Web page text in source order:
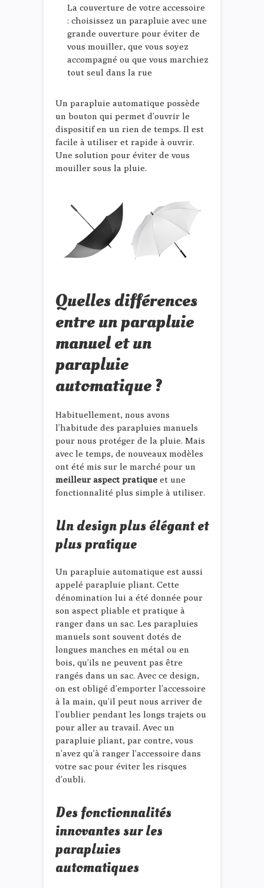
La couverture de votre accessoire
: choisissez un parapluie avec une
grande ouverture pour éviter de
vous mouiller, que vous soyez
accompagné ou que vous marchiez
tout seul dans la rue
Un parapluie automatique possède
un bouton qui permet d’ouvrir le
dispositif en un rien de temps. Il est
facile à utiliser et rapide à ouvrir.
Une solution pour éviter de vous
mouiller sous la pluie.
Quelles différences
entre un parapluie
manuel et un
parapluie
automatique ?
Habituellement, nous avons
l’habitude des parapluies manuels
pour nous protéger de la pluie. Mais
avec le temps, de nouveaux modèles
ont été mis sur le marché pour un
meilleur aspect pratique et une
fonctionnalité plus simple à utiliser.
Un design plus élégant et
plus pratique
Un parapluie automatique est aussi
appelé parapluie pliant. Cette
dénomination lui a été donnée pour
son aspect pliable et pratique à
ranger dans un sac. Les parapluies
manuels sont souvent dotés de
longues manches en métal ou en
bois, qu’ils ne peuvent pas être
rangés dans un sac. Avec ce design,
on est obligé d’emporter l’accessoire
à la main, qu’il peut nous arriver de
l’oublier pendant les longs trajets ou
pour aller au travail. Avec un
parapluie pliant, par contre, vous
n’avez qu’à ranger l’accessoire dans
votre sac pour éviter les risques
d’oubli.
Des fonctionnalités
innovantes sur les
parapluies
automatiques